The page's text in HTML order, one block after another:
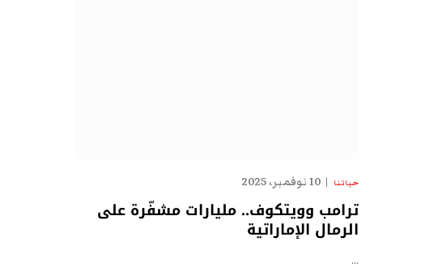
حياتنا 10 نوفمبر، 2025
ترامب وويتكوف.. مليارات مشفّرة على
الرمال الإماراتية
…